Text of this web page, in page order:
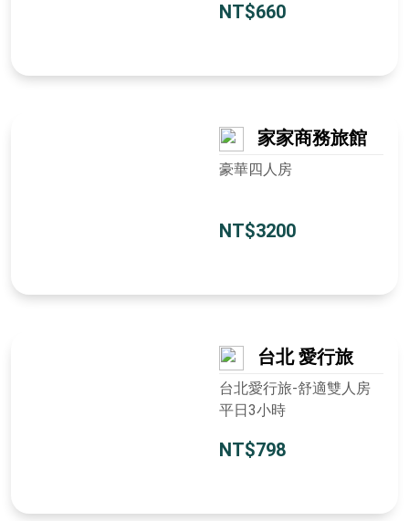
NT$660
家家商務旅館
豪華四人房
NT$3200
台北 愛行旅
台北愛行旅-舒適雙人房
平日3小時
NT$798